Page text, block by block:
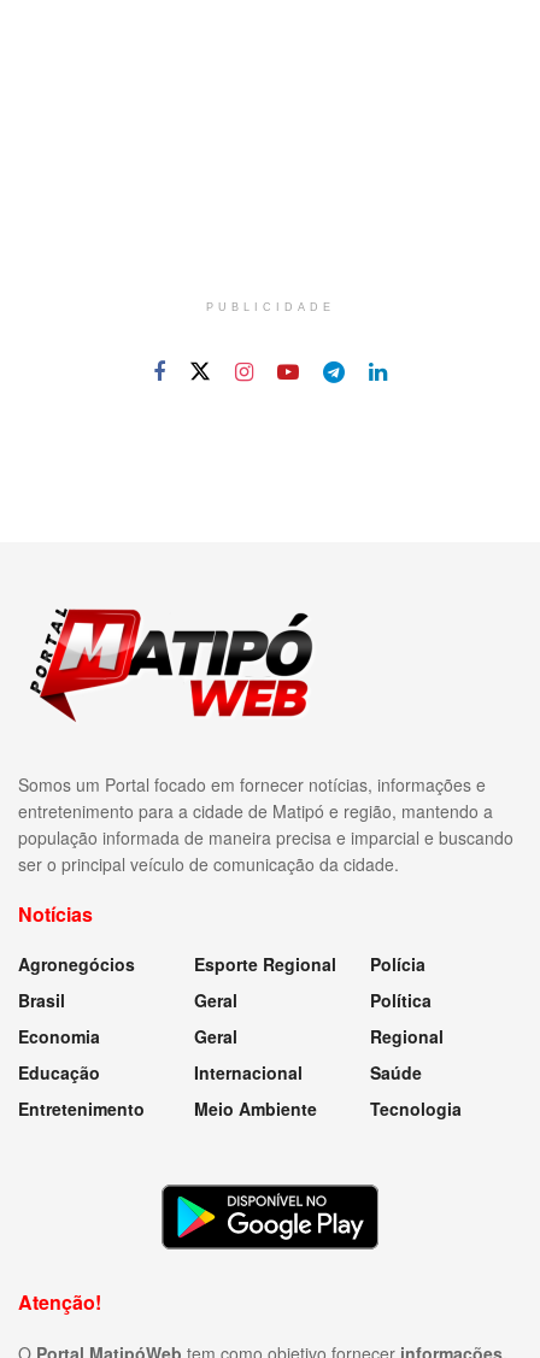
PUBLICIDADE
Somos um Portal focado em fornecer notícias, informações e
entretenimento para a cidade de Matipó e região, mantendo a
população informada de maneira precisa e imparcial e buscando
ser o principal veículo de comunicação da cidade.
Notícias
Agronegócios
Brasil
Economia
Educação
Entretenimento
Esporte Regional
Geral
Geral
Internacional
Meio Ambiente
Polícia
Política
Regional
Saúde
Tecnologia
Atenção!